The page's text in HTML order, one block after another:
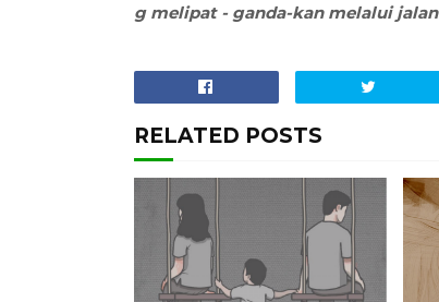
gmelipat - ganda-kan melalui jalan
RELATED POSTS